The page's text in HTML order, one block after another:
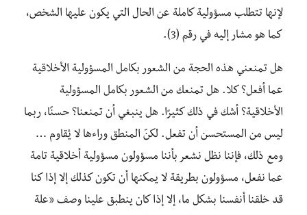
لإنها تتطلب مسؤولية كاملة عن الحال التي يكون عليها الشخص،
كما هو مشار إليه في رقم (3).
هل تمنعني هذه الحجة من الشعور بكامل المسؤولية الأخلاقية
عما أفعل؟ كلا. هل تمنعك من الشعور بكامل المسؤولية
الأخلاقية؟ أشك في ذلك كثيرًا. هل ينبغي أن تمنعنا؟ حسنًا، ربما
ليس من المستحسن أن تفعل. لكنّ المنطق وراءها لا يُقاوم …
ومع ذلك، فإننا نظل نشعر بأننا مسؤولون مسؤولية أخلاقية تامة
عما نفعل، مسؤولون بطريقة لا يمكنها أن تكون كذلك إلا إذا كنا
قد خلقنا أنفسنا بشكل ما، إلا إذا كان ينطبق علينا وصف «علة